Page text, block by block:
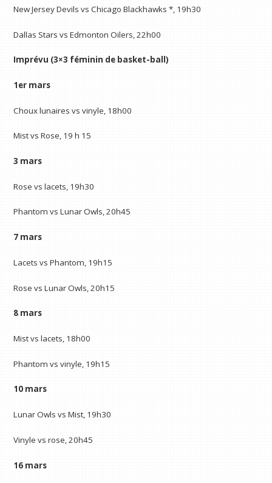
New Jersey Devils vs Chicago Blackhawks *, 19h30
Dallas Stars vs Edmonton Oilers, 22h00
Imprévu (3×3 féminin de basket-ball)
1er mars
Choux lunaires vs vinyle, 18h00
Mist vs Rose, 19 h 15
3 mars
Rose vs lacets, 19h30
Phantom vs Lunar Owls, 20h45
7 mars
Lacets vs Phantom, 19h15
Rose vs Lunar Owls, 20h15
8 mars
Mist vs lacets, 18h00
Phantom vs vinyle, 19h15
10 mars
Lunar Owls vs Mist, 19h30
Vinyle vs rose, 20h45
16 mars